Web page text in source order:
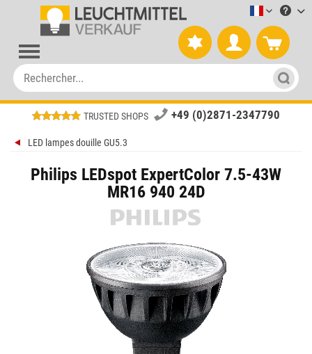
TRUSTED SHOPS +49 (0)2871-2347790
LED lampes douille GU5.3
Philips LEDspot ExpertColor 7.5-43W
MR16 940 24D